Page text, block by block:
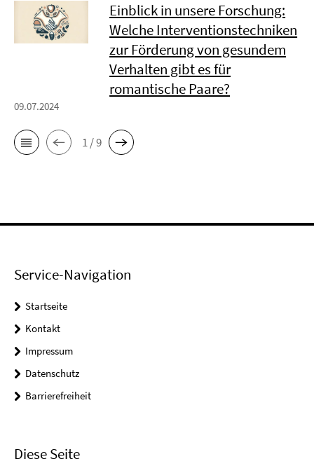
Einblick in unsere Forschung:
Welche Interventionstechniken
zur Förderung von gesundem
Verhalten gibt es für
romantische Paare?
09.07.2024
1 / 9
Service-Navigation
Startseite
Kontakt
Impressum
Datenschutz
Barrierefreiheit
Diese Seite